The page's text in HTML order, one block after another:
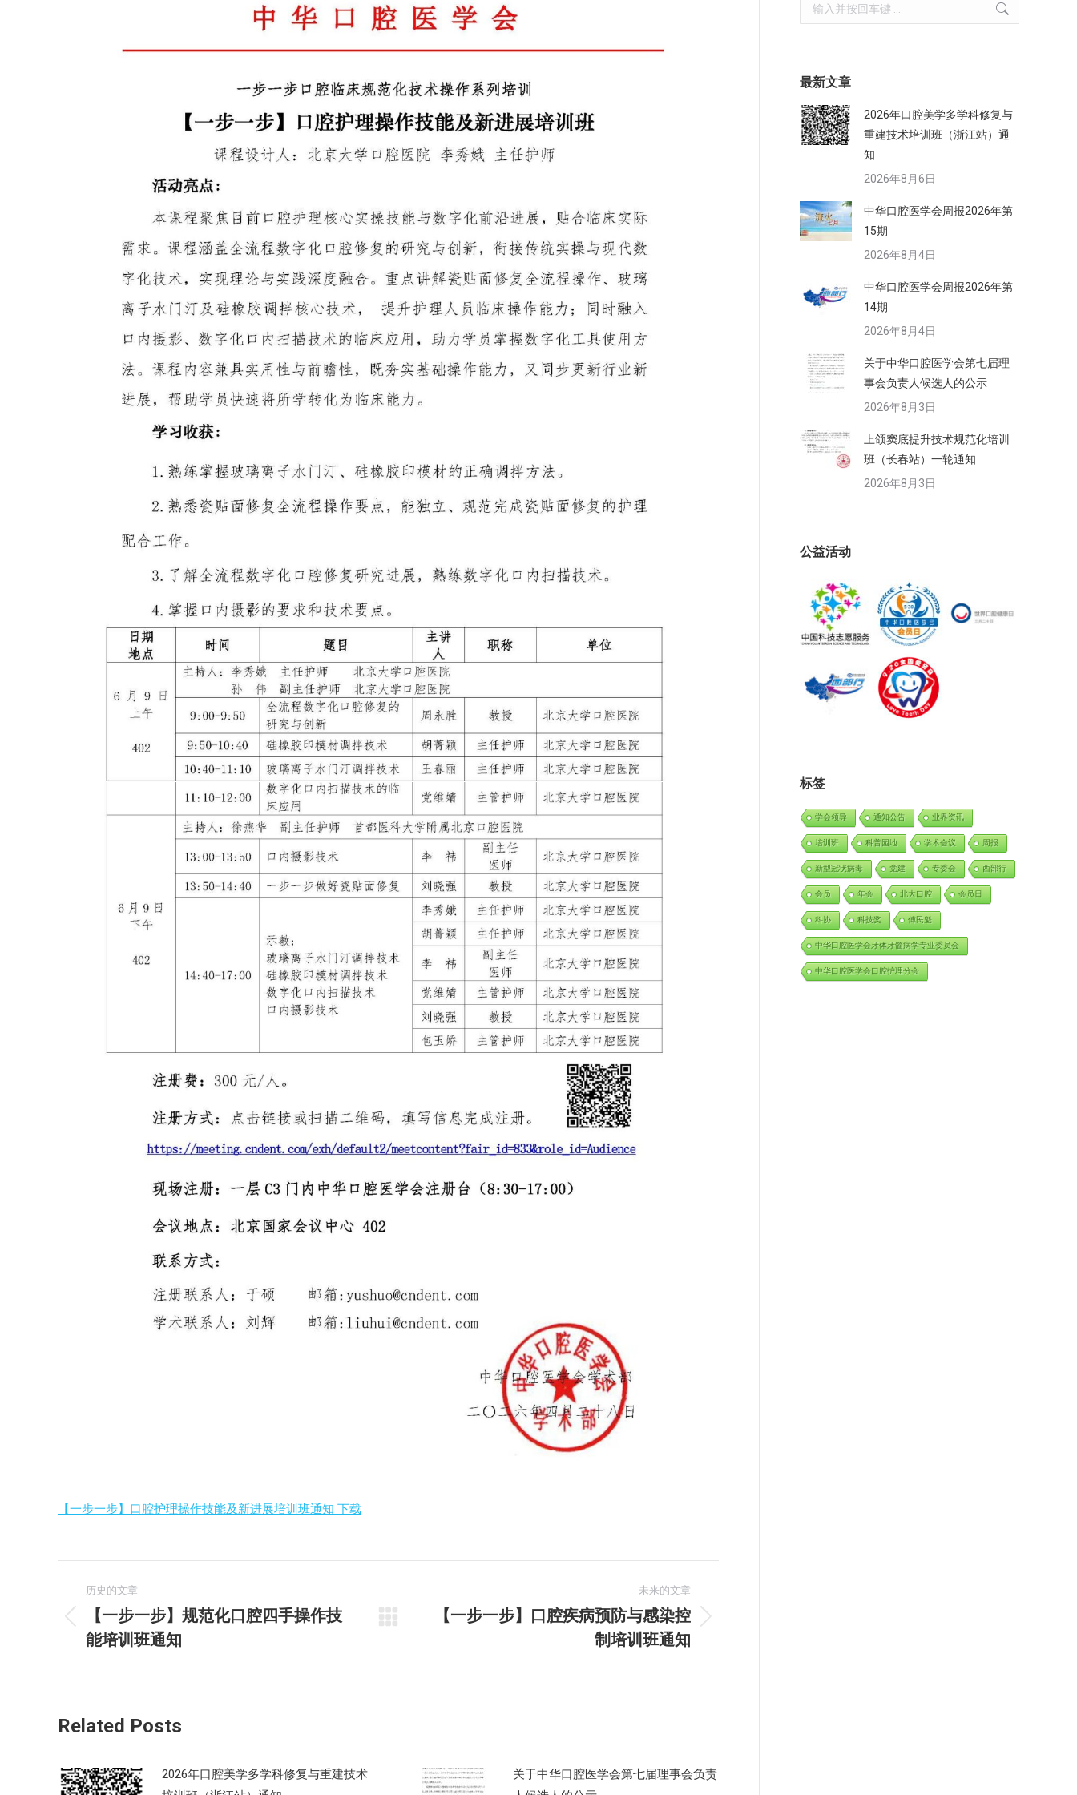
【一步一步】口腔护理操作技能及新进展培训班通知 下载
章
航
历史的文章
历
史
的
【一步一步】规范化口腔四手操作技
能培训班通知
未来的文章
的
【一步一步】口腔疾病预防与感染控
制培训班通知
Related Posts
2026年口腔美学多学科修复与重建技术
关于中华口腔医学会第七届理事会负责
最新文章
2026年口腔美学多学科修复与
重建技术培训班（浙江站）通
知
2026年8月6日
中华口腔医学会周报2026年第
15期
2026年8月4日
中华口腔医学会周报2026年第
14期
2026年8月4日
关于中华口腔医学会第七届理
事会负责人候选人的公示
2026年8月3日
上颌窦底提升技术规范化培训
班（长春站）一轮通知
2026年8月3日
公益活动
标签
学会领导 通知公告 业界资讯
培训班 科普园地 学术会议 周报
新型冠状病毒 党建 专委会 西部行
会员 年会 北大口腔 会员日
科协 科技奖 傅民魁
中华口腔医学会牙体牙髓病学专业委员会
中华口腔医学会口腔护理分会